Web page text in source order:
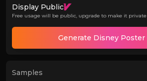
Display Public
Free usage will be public, upgrade to make it private
Generate Disney Poster
Samples